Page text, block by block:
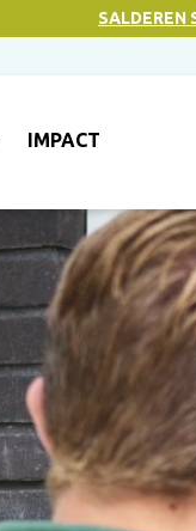
SALDEREN
IMPACT